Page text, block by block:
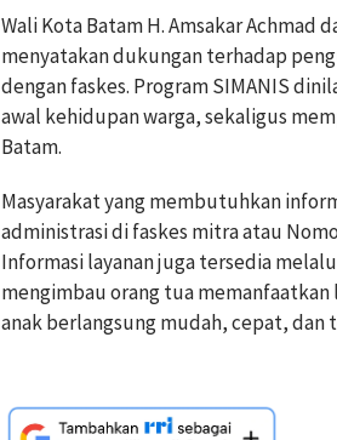
Wali Kota Batam H. Amsakar Achmad
menyatakan dukungan terhadap
dengan faskes. Program SIMANIS
awal kehidupan warga, sekaligus
Batam.
Masyarakat yang membutuhkan
administrasi di faskes mitra atau
Informasi layanan juga tersedia
mengimbau orang tua memanfaatkan
anak berlangsung mudah, cepat, dan